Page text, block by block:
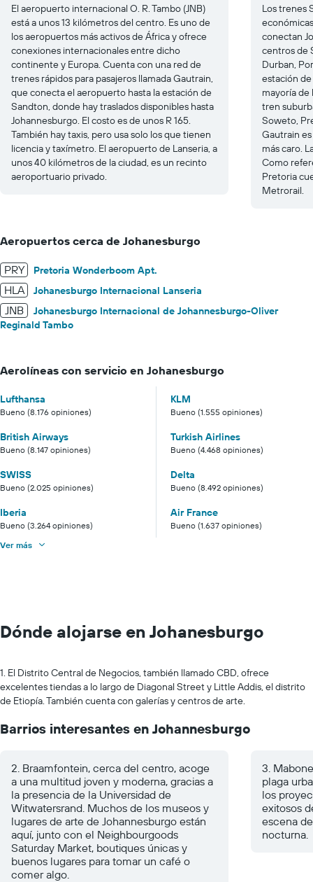
El aeropuerto internacional O. R. Tambo (JNB)
está a unos 13 kilómetros del centro. Es uno de
los aeropuertos más activos de África y ofrece
conexiones internacionales entre dicho
continente y Europa. Cuenta con una red de
trenes rápidos para pasajeros llamada Gautrain,
que conecta el aeropuerto hasta la estación de
Sandton, donde hay traslados disponibles hasta
Johannesburgo. El costo es de unos R 165.
También hay taxis, pero usa solo los que tienen
licencia y taxímetro. El aeropuerto de Lanseria, a
unos 40 kilómetros de la ciudad, es un recinto
aeroportuario privado.
Los trenes
conectan
centros de
Durban,
estación
mayoría de
tren
Soweto,
Gautrain
más caro.
Como
Pretoria
Metrorail.
Aeropuertos cerca de Johanesburgo
PRY Pretoria Wonderboom Apt.
HLA Johanesburgo Internacional Lanseria
JNB
Johanesburgo Internacional de Johannesburgo-Oliver
Reginald Tambo
Aerolíneas con servicio en Johanesburgo
Lufthansa
Bueno (8.176 opiniones)
KLM
Bueno (1.555 opiniones)
British Airways
Bueno (8.147 opiniones)
Turkish Airlines
Bueno (4.468 opiniones)
SWISS
Bueno (2.025 opiniones)
Delta
Bueno (8.492 opiniones)
Iberia
Bueno (3.264 opiniones)
Air France
Bueno (1.637 opiniones)
Ver más
Dónde alojarse en Johanesburgo
1. El Distrito Central de Negocios, también llamado CBD, ofrece
excelentes tiendas a lo largo de Diagonal Street y Little Addis, el distrito
de Etiopía. También cuenta con galerías y centros de arte.
Barrios interesantes en Johannesburgo
2. Braamfontein, cerca del centro, acoge
a una multitud joven y moderna, gracias a
la presencia de la Universidad de
Witwatersrand. Muchos de los museos y
lugares de arte de Johannesburgo están
aquí, junto con el Neighbourgoods
Saturday Market, boutiques únicas y
buenos lugares para tomar un café o
comer algo.
3.
plaga
los
exitosos
escena
nocturna.